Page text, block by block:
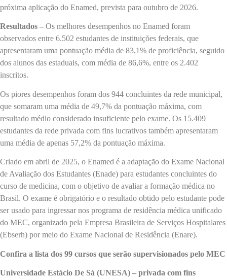
próxima aplicação do Enamed, prevista para outubro de 2026.
Resultados – Os melhores desempenhos no Enamed foram
observados entre 6.502 estudantes de instituições federais, que
apresentaram uma pontuação média de 83,1% de proficiência, seguido
dos alunos das estaduais, com média de 86,6%, entre os 2.402
inscritos.
Os piores desempenhos foram dos 944 concluintes da rede municipal,
que somaram uma média de 49,7% da pontuação máxima, com
resultado médio considerado insuficiente pelo exame. Os 15.409
estudantes da rede privada com fins lucrativos também apresentaram
uma média de apenas 57,2% da pontuação máxima.
Criado em abril de 2025, o Enamed é a adaptação do Exame Nacional
de Avaliação dos Estudantes (Enade) para estudantes concluintes do
curso de medicina, com o objetivo de avaliar a formação médica no
Brasil. O exame é obrigatório e o resultado obtido pelo estudante pode
ser usado para ingressar nos programa de residência médica unificado
do MEC, organizado pela Empresa Brasileira de Serviços Hospitalares
(Ebserh) por meio do Exame Nacional de Residência (Enare).
Confira a lista dos 99 cursos que serão supervisionados pelo MEC
Universidade Estácio De Sá (UNESA) – privada com fins